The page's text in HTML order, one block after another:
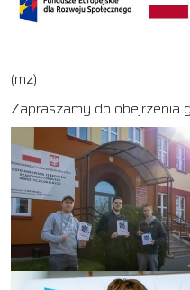
(mz)
Zapraszamy do obejrzenia